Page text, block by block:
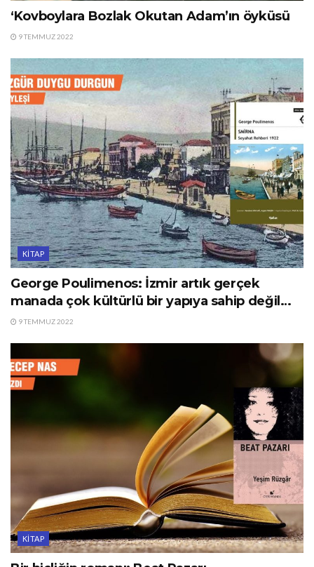
‘Kovboylara Bozlak Okutan Adam’ın öyküsü
9 TEMMUZ 2022
KITAP
George Poulimenos: İzmir artık gerçek
manada çok kültürlü bir yapıya sahip değil…
9 TEMMUZ 2022
KITAP